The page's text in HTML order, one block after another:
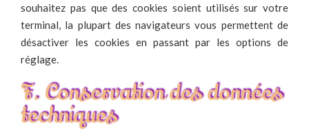
souhaitez pas que des cookies soient utilisés sur votre
terminal, la plupart des navigateurs vous permettent de
désactiver les cookies en passant par les options de
réglage.
F. Conservation des données
techniques